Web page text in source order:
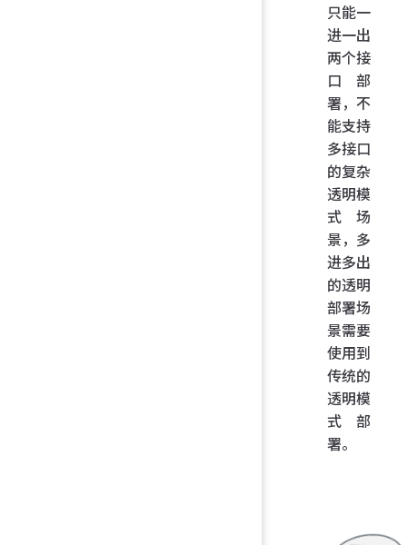
只能一
进一出
两个接
口部
署，不
能支持
多接口
的复杂
透明模
式场
景，多
进多出
的透明
部署场
景需要
使用到
传统的
透明模
式部
署。